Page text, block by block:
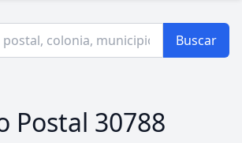
Buscar
Postal 30788